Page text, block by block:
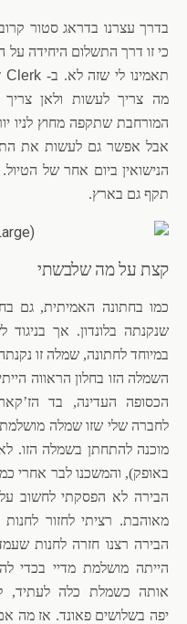
בדרך עצרנו בדראג סטור
כי זו דרך התשלום היחידה
תאמינו לי שזה לא. ב- Clerk
מה צריך לעשות ולאן
המורחבת שתקפה מחוץ לניו
אבל אפשר גם לעשות את
הנישואין ביום אחר של
תקף גם בארץ.
קצת על מה שלבשתי
כמו בחתונה האמיתית, גם
שנקנתה בלונדון. אך
במיוחד לחתונה, שמלה זו
השמלה הזו בחלון הראווה
הכסופה העדינה, בד
לחברה שלי שזו שמלה מושלמת
מוכנה להתחתן בשמלה הזו.
באופק), והמשכנו לבר אחרי
הבירה לא הפסקתי לחשוב
מאוהבת. רציתי לחזור
הבירה רצנו חזרה לחנות
הייתה מושלמת מדיי בכדי
אותה כשמלת כלה לעתיד,
יפה בשלושים פאונד. אז מה